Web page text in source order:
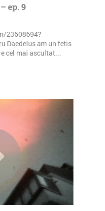
ep. 9
23608694?
Daedelus am un fetis
cel mai ascultat...